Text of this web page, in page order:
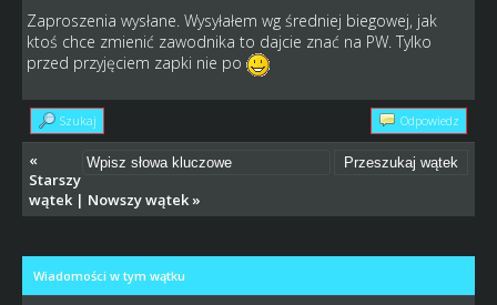
Zaproszenia wysłane. Wysyłałem wg średniej biegowej, jak
ktoś chce zmienić zawodnika to dajcie znać na PW. Tylko
przed przyjęciem zapki nie po
Szukaj Odpowiedz
«
Starszy
wątek| Nowszy wątek»
Wiadomości w tym wątku